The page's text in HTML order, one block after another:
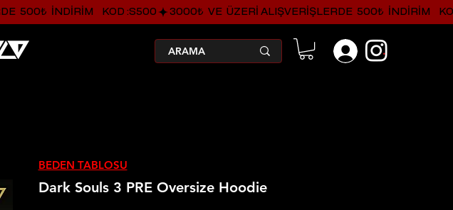
.
Dark Souls 3 PRE Oversize Hoodie
BEDEN TABLOSU